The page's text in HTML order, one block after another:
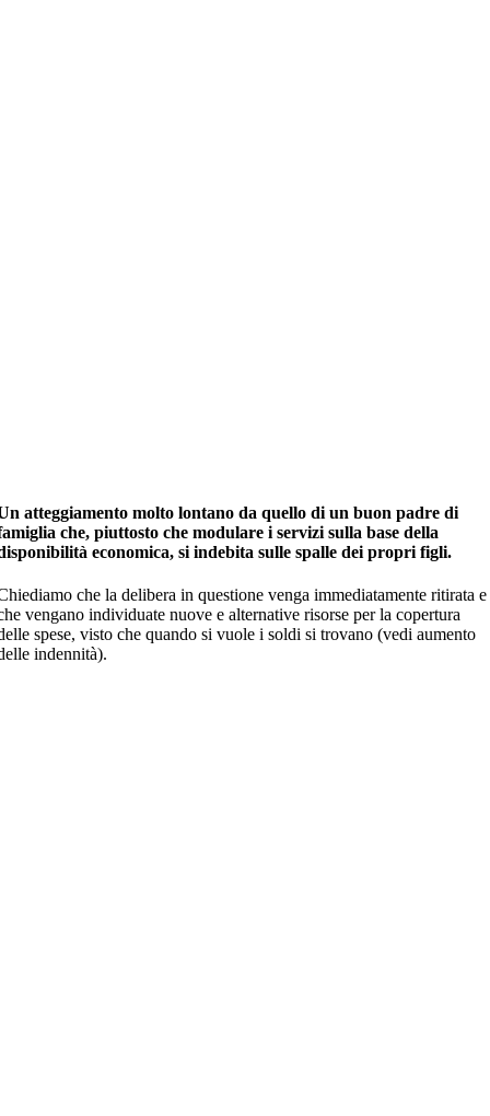
atteggiamento molto lontano da quello di un buon padre di
che, piuttosto che modulare i servizi sulla base della
economica, si indebita sulle spalle dei propri figli.
che la delibera in questione venga immediatamente ritirata e
vengano individuate nuove e alternative risorse per la copertura
spese, visto che quando si vuole i soldi si trovano (vedi aumento
indennità).